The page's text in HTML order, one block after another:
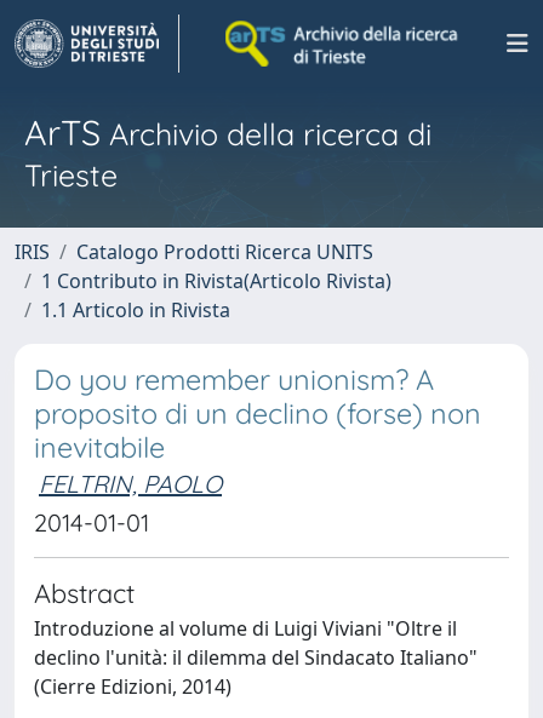
ArTS Archivio della ricerca di
Trieste
IRIS
Catalogo Prodotti Ricerca UNITS
1 Contributo in Rivista(Articolo Rivista)
1.1 Articolo in Rivista
Do you remember unionism? A
proposito di un declino (forse) non
inevitabile
FELTRIN, PAOLO
2014-01-01
Abstract
Introduzione al volume di Luigi Viviani "Oltre il
declino l'unità: il dilemma del Sindacato Italiano"
(Cierre Edizioni, 2014)